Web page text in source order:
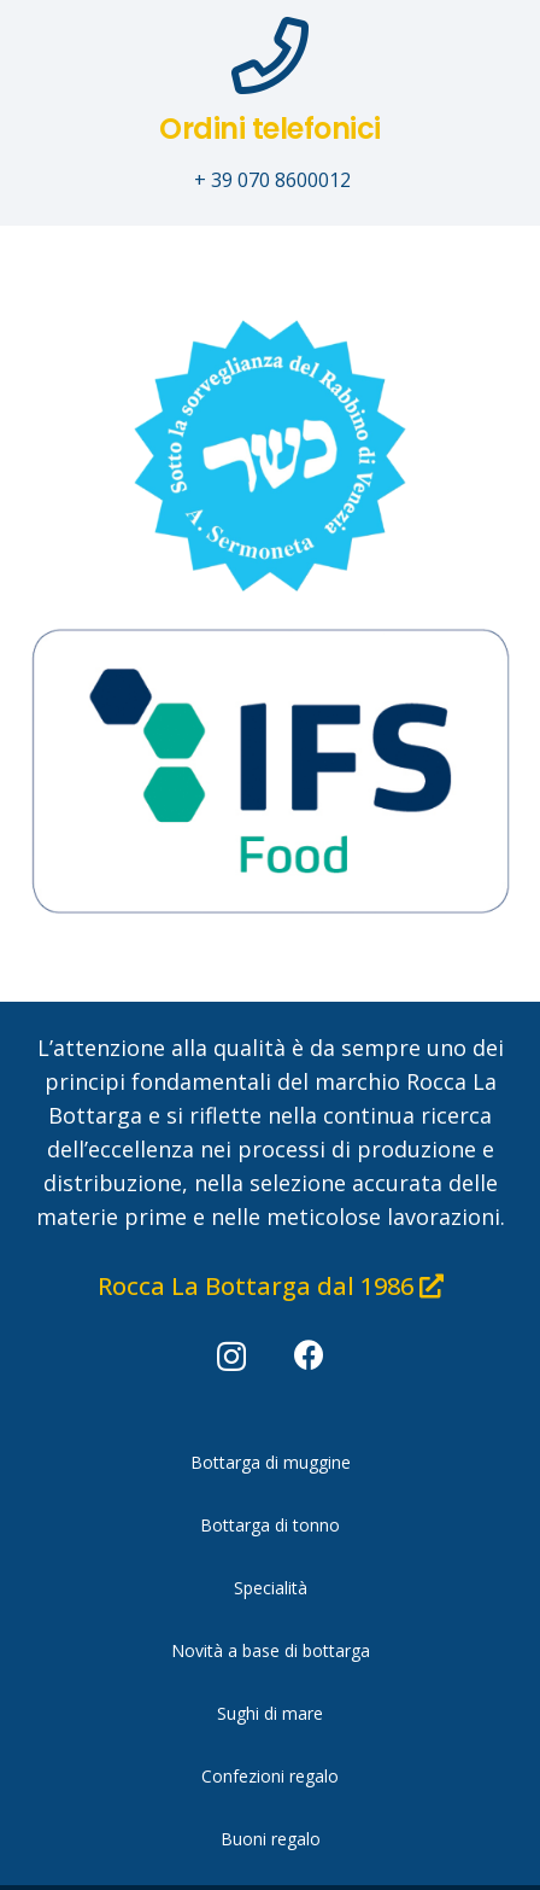
Ordini telefonici
+ 39 070 8600012
L’attenzione alla qualità è da sempre uno dei
principi fondamentali del marchio Rocca La
Bottarga e si riflette nella continua ricerca
dell’eccellenza nei processi di produzione e
distribuzione, nella selezione accurata delle
materie prime e nelle meticolose lavorazioni.
Rocca La Bottarga dal 1986
Bottarga di muggine
Bottarga di tonno
Specialità
Novità a base di bottarga
Sughi di mare
Confezioni regalo
Buoni regalo